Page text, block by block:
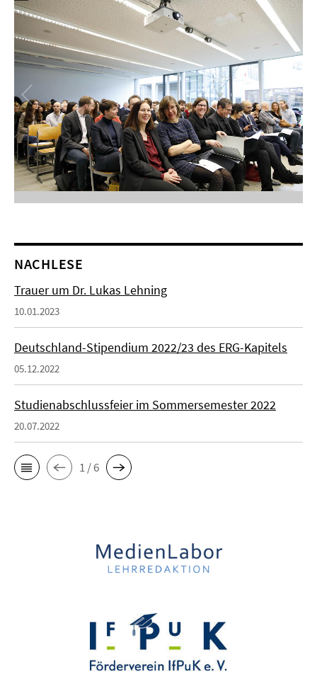
NACHLESE
Trauer um Dr. Lukas Lehning
10.01.2023
Deutschland-Stipendium 2022/23 des ERG-Kapitels
05.12.2022
Studienabschlussfeier im Sommersemester 2022
20.07.2022
1 / 6